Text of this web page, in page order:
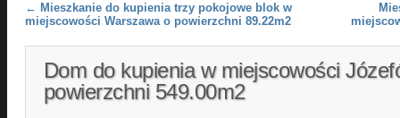
Post navigation
← Mieszkanie do kupienia trzy pokojowe blok w
miejscowości Warszawa o powierzchni 89.22m2
Dom do kupienia w miejscowości
powierzchni 549.00m2